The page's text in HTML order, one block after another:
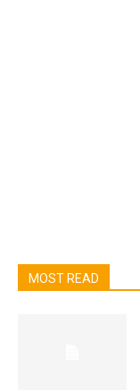
MOST READ